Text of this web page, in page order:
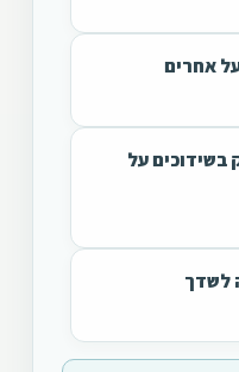
על אחרים
בשידוכים על
לשדך